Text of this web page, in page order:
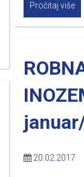
Pročitaj više
20.02.2017